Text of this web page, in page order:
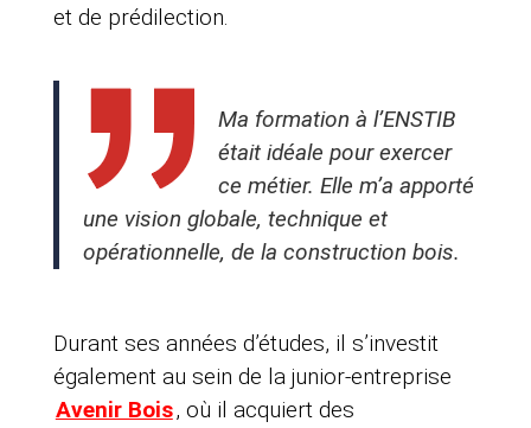
et de prédilection.
Ma formation à l’ENSTIB
était idéale pour exercer
ce métier. Elle m’a apporté
une vision globale, technique et
opérationnelle, de la construction bois.
Durant ses années d’études, il s’investit
également au sein de la junior-entreprise
Avenir Bois, où il acquiert des